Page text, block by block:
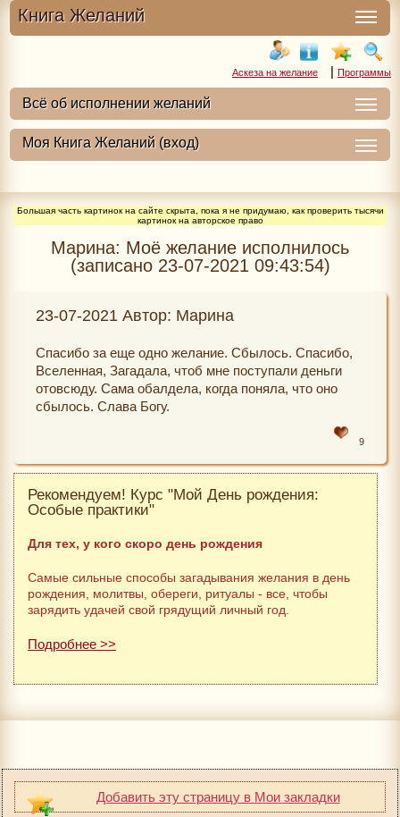
Книга Желаний
Аскеза на желание | Программы
Большая часть картинок на сайте скрыта, пока я не придумаю, как проверить тысячи
картинок на авторское право
Марина: Моё желание исполнилось
(записано 23-07-2021 09:43:54)
23-07-2021 Автор: Марина
Спасибо за еще одно желание. Сбылось. Спасибо,
Вселенная, Загадала, чтоб мне поступали деньги
отовсюду. Сама обалдела, когда поняла, что оно
сбылось. Слава Богу.
9
Рекомендуем! Курс "Мой День рождения:
Особые практики"
Для тех, у кого скоро день рождения
Самые сильные способы загадывания желания в день
рождения, молитвы, обереги, ритуалы - все, чтобы
зарядить удачей свой грядущий личный год.
Подробнее >>
Добавить эту страницу в Мои закладки